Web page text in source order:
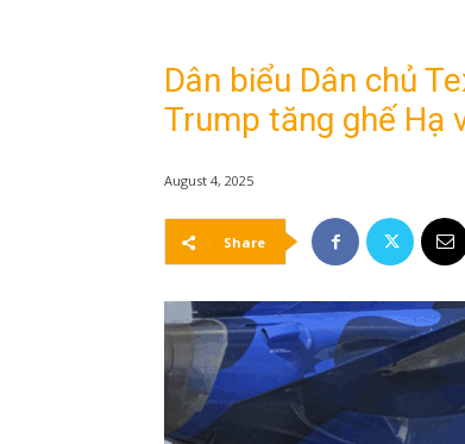
Dân biểu Dân chủ
Trump tăng ghế Hạ
August 4, 2025
Share